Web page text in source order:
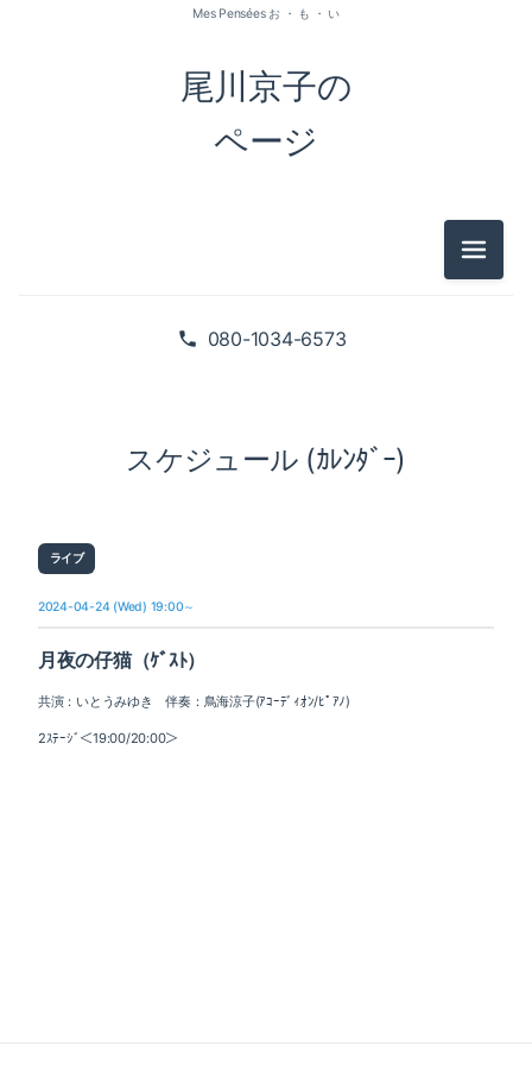
080-1034-6573
尾川京子の
ページ
Mes Pensées お ・ も ・ い
メニュ
スケジュール (ｶﾚﾝﾀﾞｰ)
ライブ
2024-04-24 (Wed) 19:00～
月夜の仔猫（ｹﾞｽﾄ）
共演：いとうみゆき 伴奏：鳥海涼子(ｱｺｰﾃﾞｨｵﾝ/ﾋﾟｱﾉ)
2ｽﾃｰｼﾞ＜19:00/20:00＞